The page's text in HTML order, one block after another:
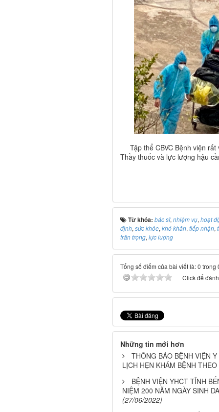
Tập thể CBVC Bệnh viện rất
Thầy thuốc và lực lượng hậu
Từ khóa: bác sĩ,nhiệm vụ,hoạt
định,sức khỏe,khó khăn,tiếp nhận,
trân trọng,lực lượng
Tổng số điểm của bài viết là: 0 trong
Click để
Những tin mới hơn
THÔNG BÁO BỆNH VIỆN
LỊCH HẸN KHÁM BỆNH
BỆNH VIỆN YHCT TỈNH
NIỆM 200 NĂM NGÀY SINH
(27/06/2022)